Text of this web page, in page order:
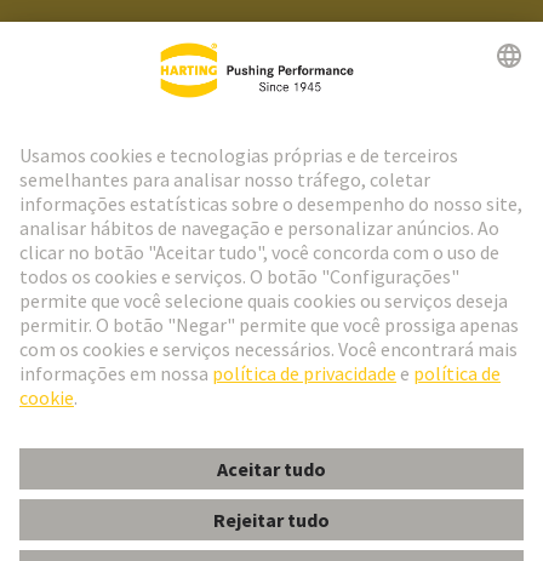
Social Media
Portugal Português
© Grupo de Tecnologia HARTING
ImprimirPolítica de Privacidade